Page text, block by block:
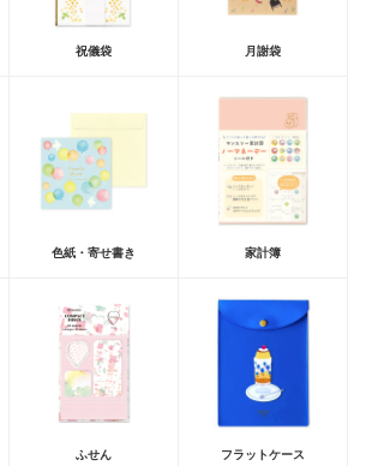
祝儀袋 月謝袋
色紙・寄せ書き 家計簿
ふせん フラットケース